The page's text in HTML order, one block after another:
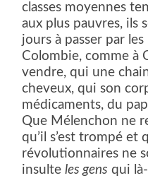
classes moyennes
aux plus pauvres, ils
jours à passer par
Colombie, comme à
vendre, qui une
cheveux, qui son
médicaments, du
Que Mélenchon ne
qu’il s’est trompé et
révolutionnaires ne
insulteles gens qui